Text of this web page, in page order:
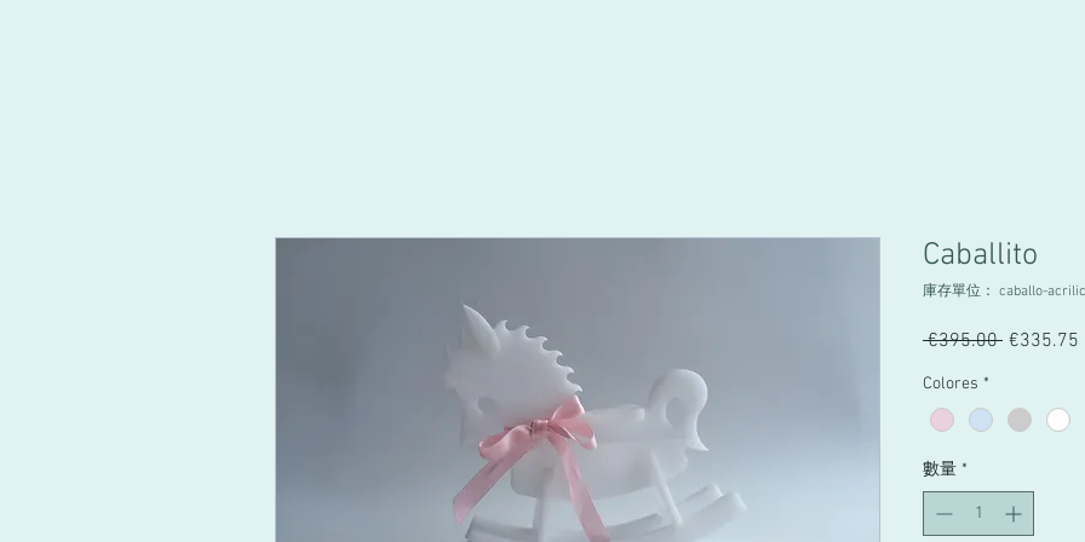
Caballito
庫存單位： caballo-
€395.00 一
格
€335.75
Colores *
數量 *